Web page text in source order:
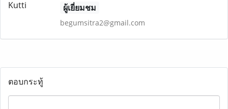
ผู้เยี่ยมชม
begumsitra2@gmail.com
ตอบกระทู้